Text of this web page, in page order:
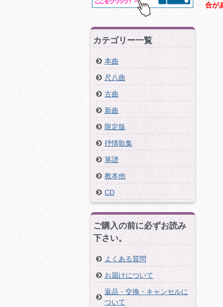
カテゴリー一覧
本曲
尺八曲
古曲
新曲
限定版
抒情歌集
箏譜
教本他
CD
ご購入の前に必ずお読み
下さい。
よくある質問
お届けについて
返品・交換・キャンセルに
ついて
合が